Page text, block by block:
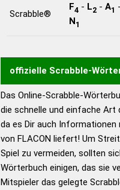
Scrabble®
F4 - L2- A1 -
N1
offizielle Scrabble-
Wortwurzel liefert mit
Wortanalyse-Algorithmus
Wortbedeutung,
Gültigkeit eines Wortes für
bestimmen! zugelassene
Wörterbücher sind:
Das Online-Scrabble-
die schnelle und einfache Art
da es Dir auch Informationen
von FLACON liefert! Um
Spiel zu vermeiden, sollten
Wörterbuch einigen, das sie
Mitspieler das gelegte